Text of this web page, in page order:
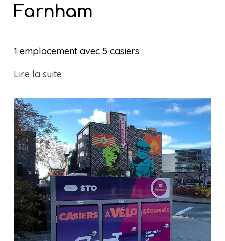
Farnham
1 emplacement avec 5 casiers
Lire la suite